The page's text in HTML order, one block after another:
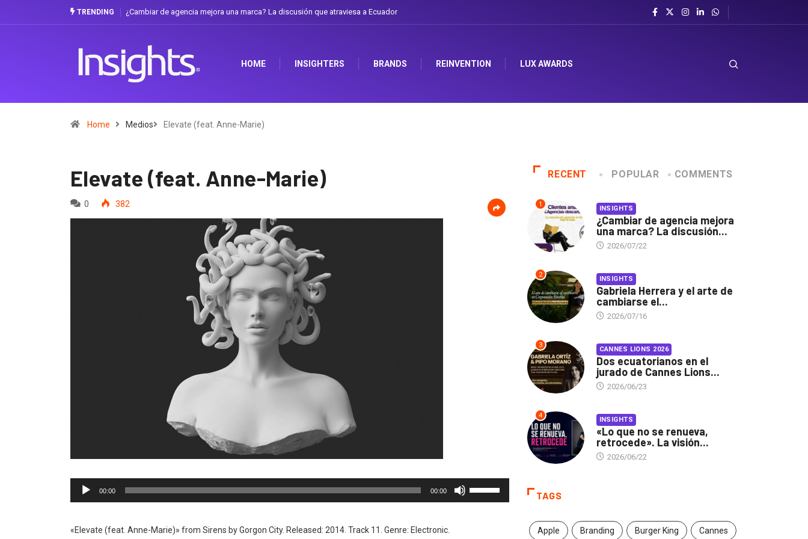
TRENDING¿Cambiar de agencia mejora una marca? La discusión que atraviesa a EcuadorGabriela Herrera y el arte de cambiarse el sombrero en Corporación Favorita
HOME INSIGHTERS BRANDS REINVENTION LUX AWARDS
Home Medios Elevate (feat. Anne-Marie)
Elevate (feat. Anne-Marie)
0 382
Reproductor
00:00 00:00
«Elevate (feat. Anne-Marie)» from Sirens by Gorgon City. Released: 2014. Track 11. Genre: Electronic.
RECENT POPULAR COMMENTS
1 INSIGHTS
¿Cambiar de agencia mejora
una marca? La discusión...
2026/07/22
2 INSIGHTS
Gabriela Herrera y el arte de
cambiarse el...
2026/07/16
3 CANNES LIONS 2026
Dos ecuatorianos en el
jurado de Cannes Lions...
2026/06/23
4 INSIGHTS
«Lo que no se renueva,
retrocede». La visión...
2026/06/22
TAGS
Apple Branding Burger King Cannes